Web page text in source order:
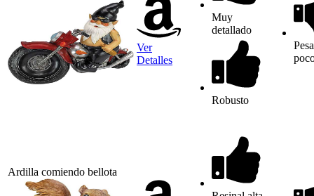
Ver
Detalles
Muy
detallado
Robusto
Pesa
Ardilla comiendo bellota